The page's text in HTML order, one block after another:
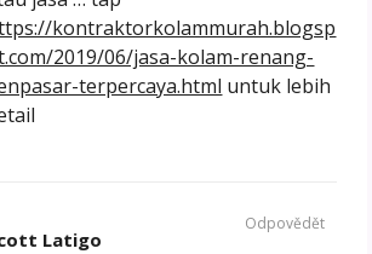
kontraktorkolammurah.blogsp
2019/06/jasa-kolam-renang-
terpercaya.html untuk lebih
Latigo
Odpovědět